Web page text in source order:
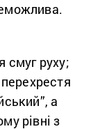
смуг руху;
перехрестя
а
рівні з